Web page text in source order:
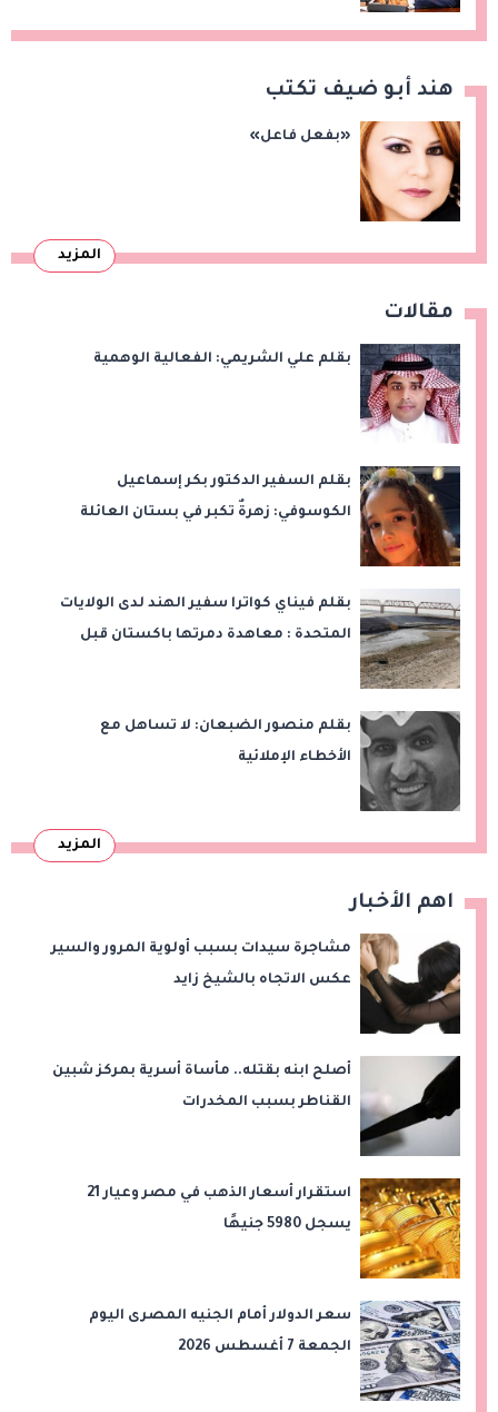
هند أبو ضيف تكتب
«بفعل فاعل»
المزيد
مقالات
بقلم علي الشريمي: الفعالية الوهمية
بقلم السفير الدكتور بكر إسماعيل
الكوسوفي: زهرةٌ تكبر في بستان العائلة
بقلم فيناي كواترا سفير الهند لدى الولايات
المتحدة : معاهدة دمرتها باكستان قبل
بقلم منصور الضبعان: لا تساهل مع
الأخطاء الإملائية
المزيد
اهم الأخبار
مشاجرة سيدات بسبب أولوية المرور والسير
عكس الاتجاه بالشيخ زايد
أصلح ابنه بقتله.. مأساة أسرية بمركز شبين
القناطر بسبب المخدرات
استقرار أسعار الذهب في مصر وعيار 21
يسجل 5980 جنيهًا
سعر الدولار أمام الجنيه المصرى اليوم
الجمعة 7 أغسطس 2026